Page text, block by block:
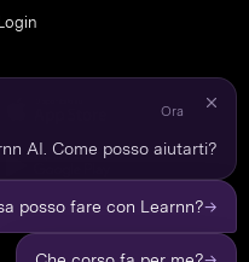
Login
Ora
AI. Come posso aiutarti?
posso fare con Learnn?→